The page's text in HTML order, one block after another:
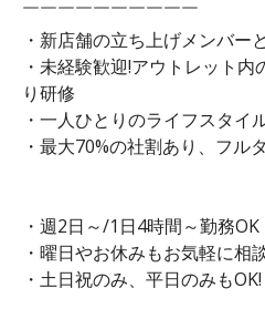
￣￣￣￣￣￣￣￣￣￣
・新店舗の立ち上げメンバー
・未経験歓迎!アウトレット
り研修
・一人ひとりのライフスタイ
・最大70%の社割あり、フル
・週2日～/1日4時間～勤務OK
・曜日やお休みもお気軽に相
・土日祝のみ、平日のみもOK!